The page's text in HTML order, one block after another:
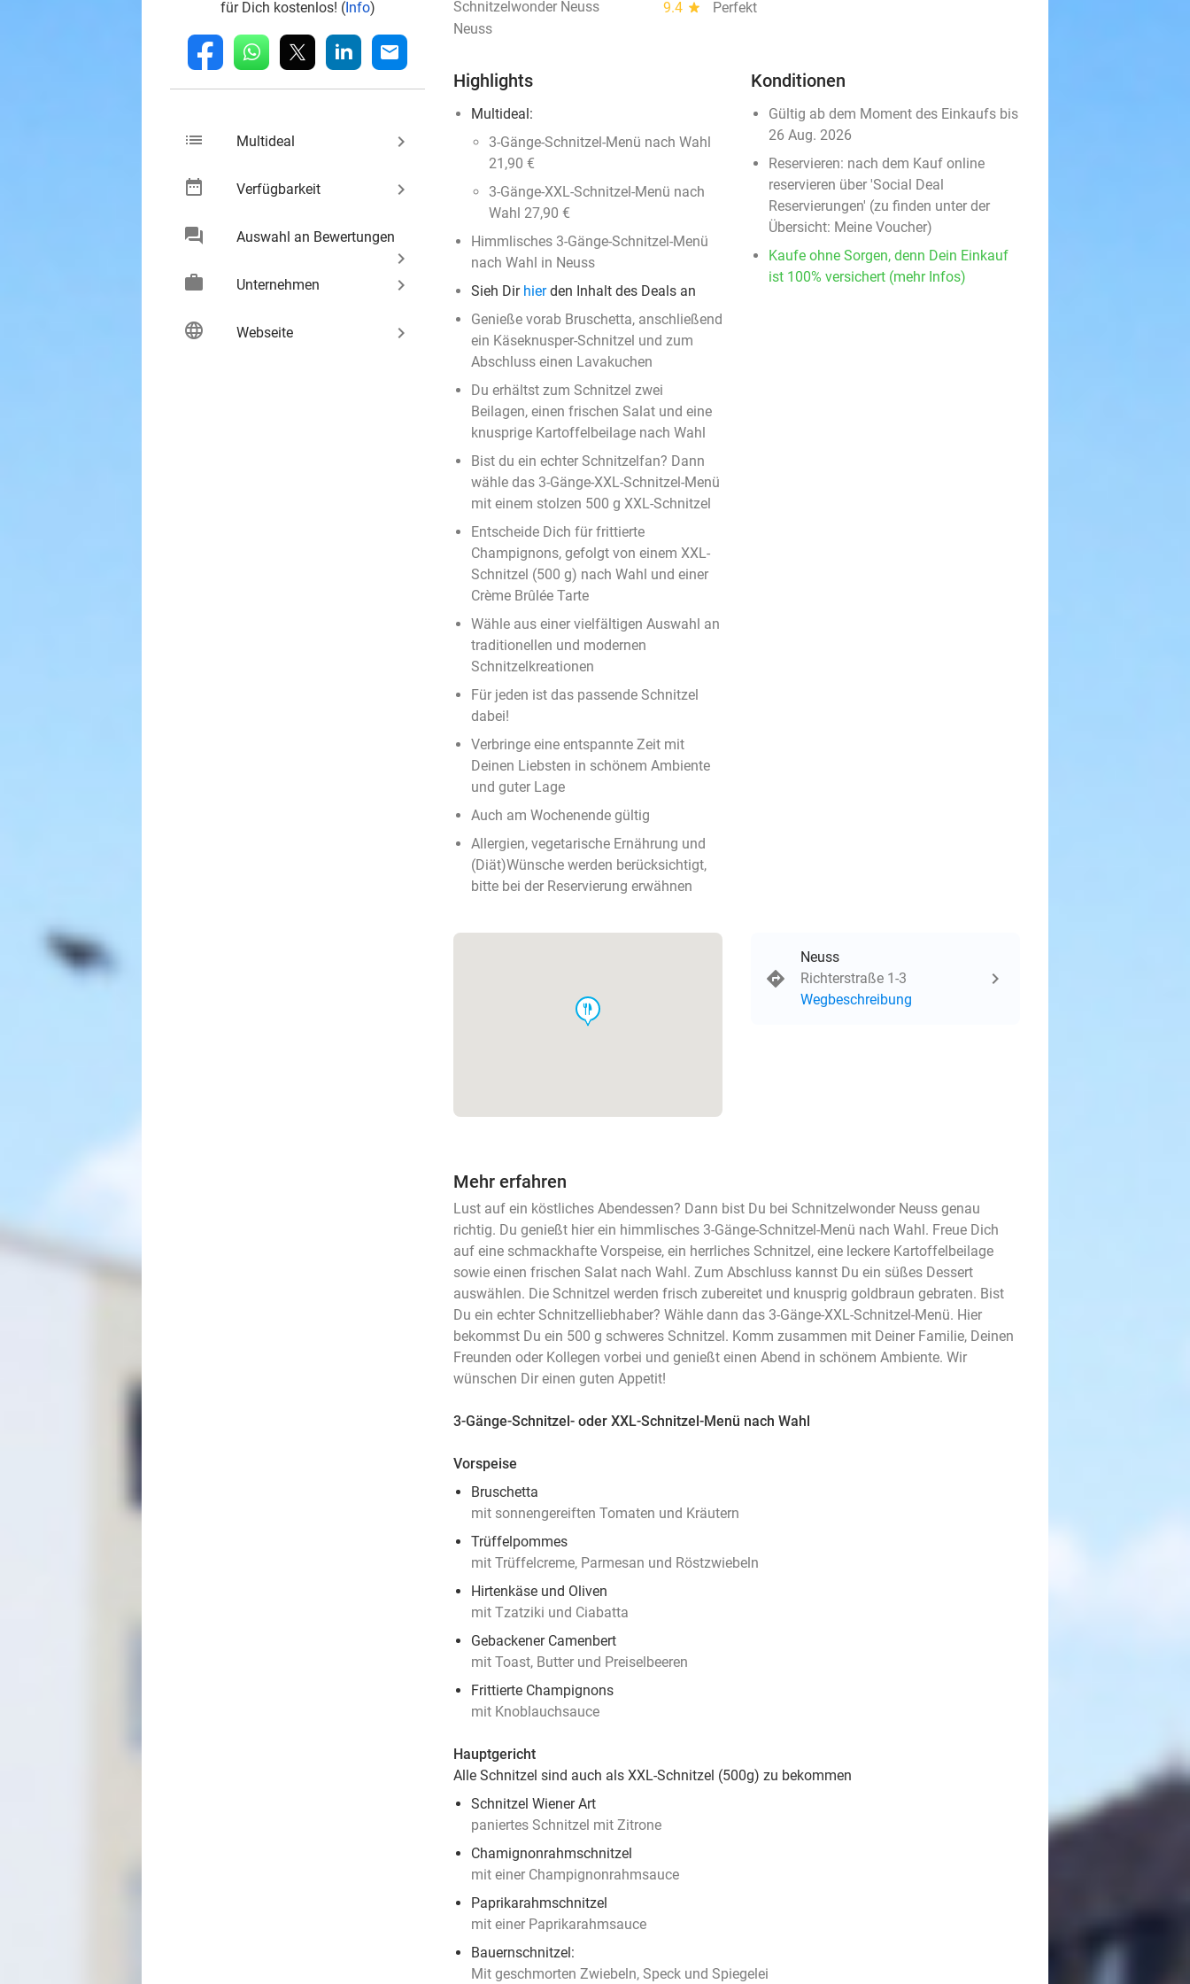
für Dich kostenlos! (Info)
fb whatsapp linkedin mail
list Multideal keyboard_arrow_right
date_range Verfügbarkeit keyboard_arrow_right
chat Auswahl an Bewertungen
keyboard_arrow_right
work
Unternehmen keyboard_arrow_right
language Webseite keyboard_arrow_right
Schnitzelwonder Neuss 9.4 star
Perfekt
Neuss
Highlights
Multideal:
3-Gänge-Schnitzel-Menü nach Wahl
21,90 €
3-Gänge-XXL-Schnitzel-Menü nach
Wahl 27,90 €
Himmlisches 3-Gänge-Schnitzel-Menü
nach Wahl in Neuss
Sieh Dir hierden Inhalt des Deals an
Genieße vorab Bruschetta, anschließend
ein Käseknusper-Schnitzel und zum
Abschluss einen Lavakuchen
Du erhältst zum Schnitzel zwei
Beilagen, einen frischen Salat und eine
knusprige Kartoffelbeilage nach Wahl
Bist du ein echter Schnitzelfan? Dann
wähle das 3-Gänge-XXL-Schnitzel-Menü
mit einem stolzen 500 g XXL-Schnitzel
Entscheide Dich für frittierte
Champignons, gefolgt von einem XXL-
Schnitzel (500 g) nach Wahl und einer
Crème Brûlée Tarte
Wähle aus einer vielfältigen Auswahl an
traditionellen und modernen
Schnitzelkreationen
Für jeden ist das passende Schnitzel
dabei!
Verbringe eine entspannte Zeit mit
Deinen Liebsten in schönem Ambiente
und guter Lage
Auch am Wochenende gültig
Allergien, vegetarische Ernährung und
(Diät)Wünsche werden berücksichtigt,
bitte bei der Reservierung erwähnen
Konditionen
Gültig ab dem Moment des Einkaufs bis
26 Aug. 2026
Reservieren: nach dem Kauf online
reservieren über 'Social Deal
Reservierungen' (zu finden unter der
Übersicht: Meine Voucher)
Kaufe ohne Sorgen, denn Dein Einkauf
ist 100% versichert (mehr Infos)
food
Neuss
Richterstraße 1-3
Wegbeschreibung
Mehr erfahren
Lust auf ein köstliches Abendessen? Dann bist Du bei Schnitzelwonder Neuss genau
richtig. Du genießt hier ein himmlisches 3-Gänge-Schnitzel-Menü nach Wahl. Freue Dich
auf eine schmackhafte Vorspeise, ein herrliches Schnitzel, eine leckere Kartoffelbeilage
sowie einen frischen Salat nach Wahl. Zum Abschluss kannst Du ein süßes Dessert
auswählen. Die Schnitzel werden frisch zubereitet und knusprig goldbraun gebraten. Bist
Du ein echter Schnitzelliebhaber? Wähle dann das 3-Gänge-XXL-Schnitzel-Menü. Hier
bekommst Du ein 500 g schweres Schnitzel. Komm zusammen mit Deiner Familie, Deinen
Freunden oder Kollegen vorbei und genießt einen Abend in schönem Ambiente. Wir
wünschen Dir einen guten Appetit!
3-Gänge-Schnitzel- oder XXL-Schnitzel-Menü nach Wahl
Vorspeise
Bruschetta
mit sonnengereiften Tomaten und Kräutern
Trüffelpommes
mit Trüffelcreme, Parmesan und Röstzwiebeln
Hirtenkäse und Oliven
mit Tzatziki und Ciabatta
Gebackener Camenbert
mit Toast, Butter und Preiselbeeren
Frittierte Champignons
mit Knoblauchsauce
Hauptgericht
Alle Schnitzel sind auch als XXL-Schnitzel (500g) zu bekommen
Schnitzel Wiener Art
paniertes Schnitzel mit Zitrone
Chamignonrahmschnitzel
mit einer Champignonrahmsauce
Paprikarahmschnitzel
mit einer Paprikarahmsauce
Bauernschnitzel:
Mit geschmorten Zwiebeln, Speck und Spiegelei